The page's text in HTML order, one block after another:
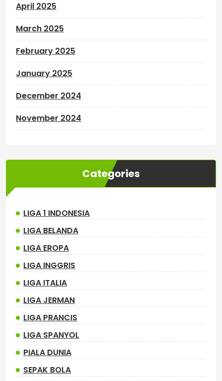
April 2025
March 2025
February 2025
January 2025
December 2024
November 2024
Categories
LIGA 1 INDONESIA
LIGA BELANDA
LIGA EROPA
LIGA INGGRIS
LIGA ITALIA
LIGA JERMAN
LIGA PRANCIS
LIGA SPANYOL
PIALA DUNIA
SEPAK BOLA